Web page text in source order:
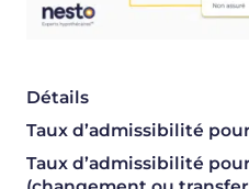
Détails
Taux d’admissibilité
Taux d’admissibilité